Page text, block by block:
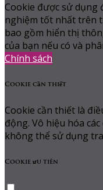
Cookie được sử dụng
nghiệm tốt nhất trên
bao gồm hiển thị
của bạn nếu có và
Chính sách
Cookie cần thiết
Cookie cần thiết là
động. Vô hiệu hóa
không thể sử dụng
Cookie ưu tiên